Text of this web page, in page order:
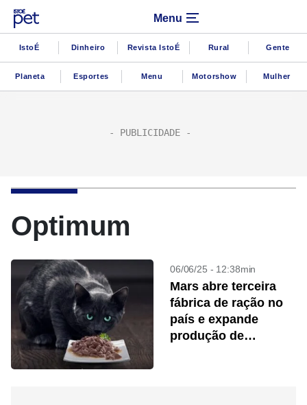
Menu
IstoÉ Dinheiro Revista IstoÉ Rural Gente
Planeta Esportes Menu Motorshow Mulher
Optimum
06/06/25 - 12:38min
Mars abre terceira
fábrica de ração no
país e expande
produção de